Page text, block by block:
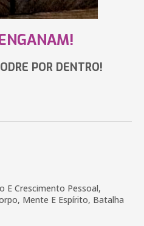
POR DENTRO!
E Crescimento Pessoal,
Mente E Espírito, Batalha